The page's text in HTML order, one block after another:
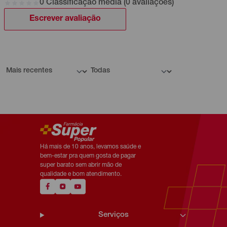
0 Classificação média (0 avaliações)
Escrever avaliação
Há mais de 10 anos, levamos saúde e
bem-estar pra quem gosta de pagar
super barato sem abrir mão de
qualidade e bom atendimento.
Serviços